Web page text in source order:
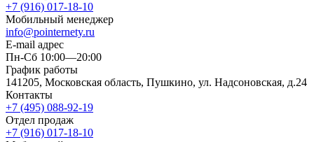
+7 (916) 017-18-10
Мобильный менеджер
info@pointernety.ru
E-mail адрес
Пн-Сб 10:00—20:00
График работы
141205, Московская область, Пушкино, ул. Надсоновская, д.24
Контакты
+7 (495) 088-92-19
Отдел продаж
+7 (916) 017-18-10